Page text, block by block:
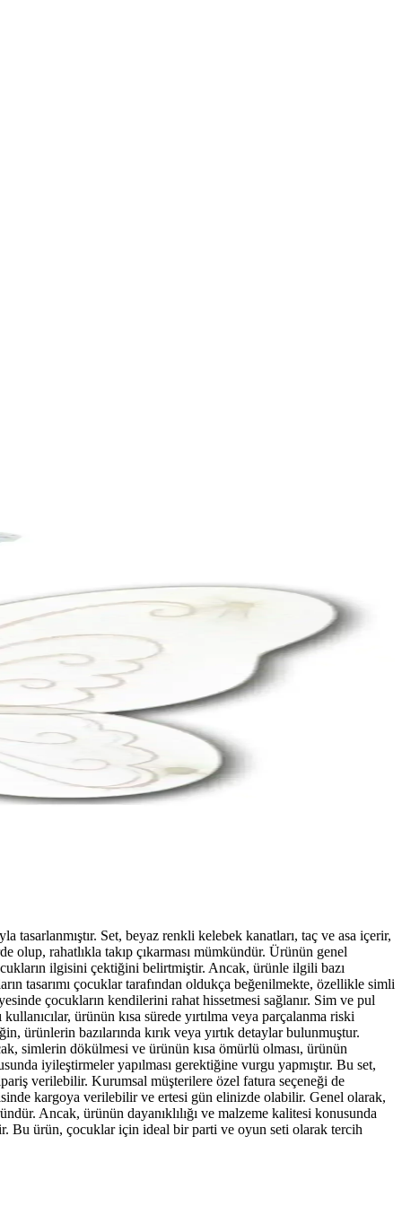
tasarlanmıştır. Set, beyaz renkli kelebek kanatları, taç ve asa içerir,
rahatlıkla takıp çıkarması mümkündür. Ürünün genel
ilgisini çektiğini belirtmiştir. Ancak, ürünle ilgili bazı
tasarımı çocuklar tarafından oldukça beğenilmekte, özellikle simli
çocukların kendilerini rahat hissetmesi sağlanır. Sim ve pul
ürünün kısa sürede yırtılma veya parçalanma riski
ürünlerin bazılarında kırık veya yırtık detaylar bulunmuştur.
simlerin dökülmesi ve ürünün kısa ömürlü olması, ürünün
iyileştirmeler yapılması gerektiğine vurgu yapmıştır. Bu set,
verilebilir. Kurumsal müşterilere özel fatura seçeneği de
kargoya verilebilir ve ertesi gün elinizde olabilir. Genel olarak,
Ancak, ürünün dayanıklılığı ve malzeme kalitesi konusunda
Bu ürün, çocuklar için ideal bir parti ve oyun seti olarak tercih